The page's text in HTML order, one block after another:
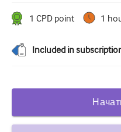
Дерматология
ЛОР-органы
Инфекционные
1 CPD point 1
Included in